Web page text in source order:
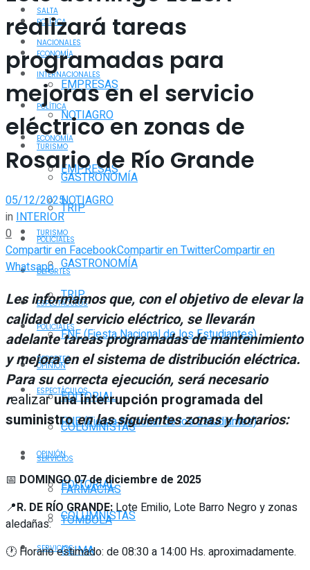
POLÍTICA
ECONOMÍA
EMPRESAS
NOTIAGRO
TURISMO
GASTRONOMÍA
TRIP
POLICIALES
DEPORTES
ESPECTÁCULOS
FNE (Fiesta Nacional de los Estudiantes)
OPINIÓN
EDITORIAL
COLUMNISTAS
SERVICIOS
FARMACIAS
TOMBOLA
CLIMA
SALTA
NACIONALES
INTERNACIONALES
POLÍTICA
ECONOMÍA
EMPRESAS
NOTIAGRO
TURISMO
GASTRONOMÍA
TRIP
POLICIALES
DEPORTES
ESPECTÁCULOS
FNE (Fiesta Nacional de los Estudiantes)
OPINIÓN
EDITORIAL
COLUMNISTAS
SERVICIOS
realizará tareas
programadas para
mejoras en el servicio
eléctrico en zonas de
Rosario de Río Grande
05/12/2025
inINTERIOR
0
Compartir en FacebookCompartir en TwitterCompartir en
Whatsapp
Les informamos que, con el objetivo de elevar la
calidad del servicio eléctrico, se llevarán
adelante tareas programadas de mantenimiento
y mejora en el sistema de distribución eléctrica.
Para su correcta ejecución, será necesario
realizaruna interrupción programada del
suministroen las siguientes zonas y horarios:
📅 DOMINGO 07 de diciembre de 2025
📍R. DE RÍO GRANDE:Lote Emilio, Lote Barro Negro y zonas
aledañas.
🕐 Horario estimado: de 08:30 a 14:00 Hs. aproximadamente.